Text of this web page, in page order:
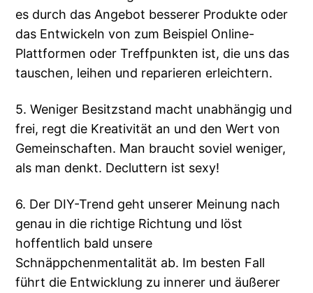
es durch das Angebot besserer Produkte oder
das Entwickeln von zum Beispiel Online-
Plattformen oder Treffpunkten ist, die uns das
tauschen, leihen und reparieren erleichtern.
5. Weniger Besitzstand macht unabhängig und
frei, regt die Kreativität an und den Wert von
Gemeinschaften. Man braucht soviel weniger,
als man denkt. Decluttern ist sexy!
6. Der DIY-Trend geht unserer Meinung nach
genau in die richtige Richtung und löst
hoffentlich bald unsere
Schnäppchenmentalität ab. Im besten Fall
führt die Entwicklung zu innerer und äußerer